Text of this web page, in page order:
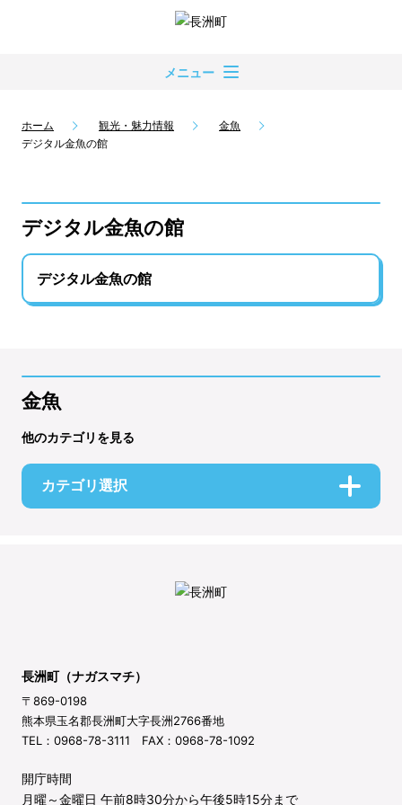
メニュー
ホーム 観光・魅力情報
金魚
デジタル金魚の館
デジタル金魚の館
デジタル金魚の館
金魚
他のカテゴリを見る
カテゴリ選択
長洲町（ナガスマチ）
〒869-0198
熊本県玉名郡長洲町大字長洲2766番地
TEL：0968-78-3111 FAX：0968-78-1092
開庁時間
月曜～金曜日 午前8時30分から午後5時15分まで